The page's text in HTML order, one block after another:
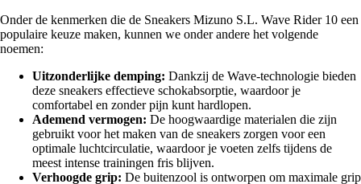
Onder de kenmerken die de Sneakers Mizuno S.L. Wave Rider 10 een
populaire keuze maken, kunnen we onder andere het volgende
noemen:
Uitzonderlijke demping: Dankzij de Wave-technologie bieden
deze sneakers effectieve schokabsorptie, waardoor je
comfortabel en zonder pijn kunt hardlopen.
Ademend vermogen: De hoogwaardige materialen die zijn
gebruikt voor het maken van de sneakers zorgen voor een
optimale luchtcirculatie, waardoor je voeten zelfs tijdens de
meest intense trainingen fris blijven.
Verhoogde grip: De buitenzool is ontworpen om maximale grip